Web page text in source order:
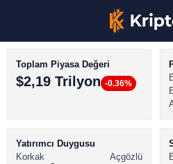
BİTCOİN HABERLERİ
Toplam Piyasa Değeri
$2,19 Trilyon -0.36%
Yatırımcı Duygusu
Korkak
Açgözlü